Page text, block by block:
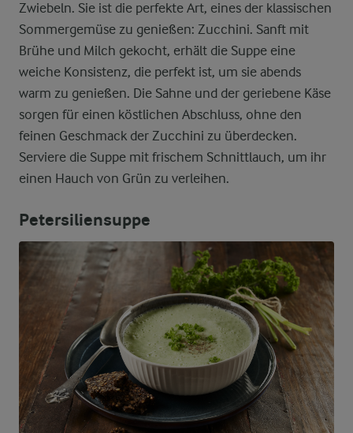
Zwiebeln. Sie ist die perfekte Art, eines der klassischen
Sommergemüse zu genießen: Zucchini. Sanft mit
Brühe und Milch gekocht, erhält die Suppe eine
weiche Konsistenz, die perfekt ist, um sie abends
warm zu genießen. Die Sahne und der geriebene Käse
sorgen für einen köstlichen Abschluss, ohne den
feinen Geschmack der Zucchini zu überdecken.
Serviere die Suppe mit frischem Schnittlauch, um ihr
einen Hauch von Grün zu verleihen.
Petersiliensuppe